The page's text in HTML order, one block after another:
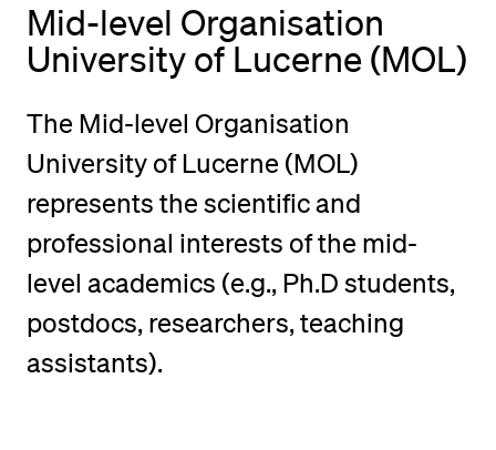
Mid-level Organisation
University of Lucerne (MOL)
The Mid-level Organisation
University of Lucerne (MOL)
represents the scientific and
professional interests of the mid-
level academics (e.g., Ph.D students,
postdocs, researchers, teaching
assistants).
Alumni
Jobseekers
Media
POPULAR CONTENT
Course catalogue
Library
Sports programme
Menu Canteen